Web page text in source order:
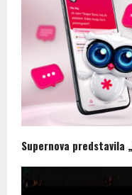
Supernova predstavila